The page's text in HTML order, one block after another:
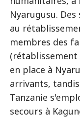
Nyarugusu.
au
membres des
(rétablissement
en place à
arrivants,
Tanzanie
secours à